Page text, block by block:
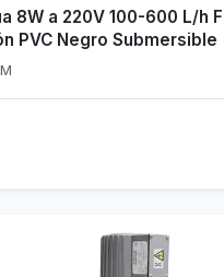
8W a 220V 100-600 L/h
PVC Negro Submersible